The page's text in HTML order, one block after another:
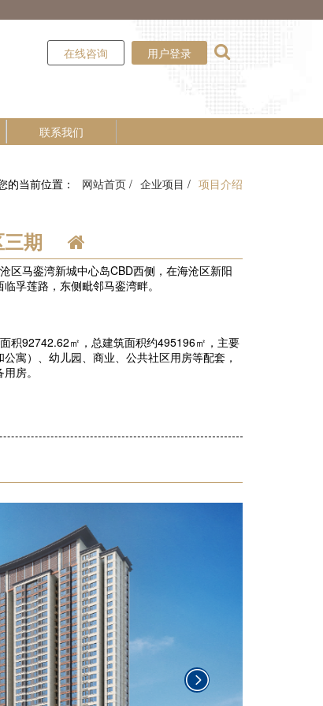
在线咨询 用户登录
联系我们
的当前位置： 网站首页 / 企业项目 / 项目介绍
期
区马銮湾新城中心岛CBD西侧，在海沧区新阳
孚莲路，东侧毗邻马銮湾畔。
积92742.62㎡，总建筑面积约495196㎡，主要
寓）、幼儿园、商业、公共社区用房等配套，
房。